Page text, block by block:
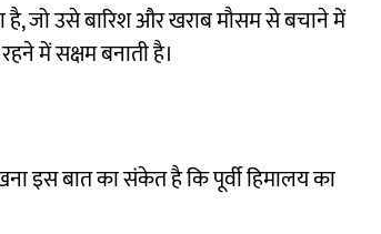
है, जो उसे बारिश और खराब मौसम से बचाने में
में सक्षम बनाती है।
इस बात का संकेत है कि पूर्वी हिमालय का